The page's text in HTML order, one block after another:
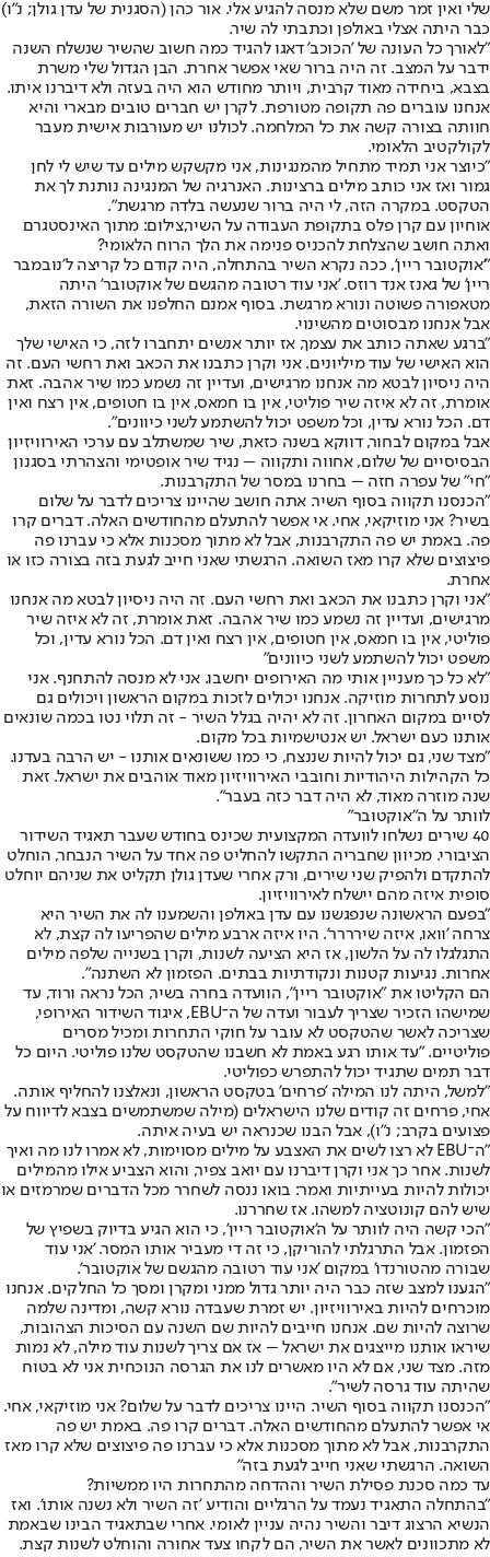
שלי ואין זמר משם שלא מנסה להגיע אלי. אור כהן (הסגנית של עדן גולן; נ"ו)
כבר היתה אצלי באולפן וכתבתי לה שיר.
"לאורך כל העונה של 'הכוכב' דאגו להגיד כמה חשוב שהשיר שנשלח השנה
ידבר על המצב. זה היה ברור שאי אפשר אחרת. הבן הגדול שלי משרת
בצבא, ביחידה מאוד קרבית, ויותר מחודש הוא היה בעזה ולא דיברנו איתו.
אנחנו עוברים פה תקופה מטורפת. לקרן יש חברים טובים מבארי והיא
חוותה בצורה קשה את כל המלחמה. לכולנו יש מעורבות אישית מעבר
לקולקטיב הלאומי.
"כיוצר אני תמיד מתחיל מהמנגינות, אני מקשקש מילים עד שיש לי לחן
גמור ואז אני כותב מילים ברצינות. האנרגיה של המנגינה נותנת לך את
הטקסט. במקרה הזה, לי היה ברור שנעשה בלדה מרגשת".
אוחיון עם קרן פלס בתקופת העבודה על השיר,צילום: מתוך האינסטגרם
ואתה חושב שהצלחת להכניס פנימה את הלך הרוח הלאומי?
"'אוקטובר ריין', ככה נקרא השיר בהתחלה, היה קודם כל קריצה ל'נובמבר
ריין' של גאנז אנד רוזס. 'אני עוד רטובה מהגשם של אוקטובר' היתה
מטאפורה פשוטה ונורא מרגשת. בסוף אמנם החלפנו את השורה הזאת,
אבל אנחנו מבסוטים מהשינוי.
"ברגע שאתה כותב את עצמך, אז יותר אנשים יתחברו לזה, כי האישי שלך
הוא האישי של עוד מיליונים. אני וקרן כתבנו את הכאב ואת רחשי העם. זה
היה ניסיון לבטא מה אנחנו מרגישים, ועדיין זה נשמע כמו שיר אהבה. זאת
אומרת, זה לא איזה שיר פוליטי, אין בו חמאס, אין בו חטופים, אין רצח ואין
דם. הכל נורא עדין, וכל משפט יכול להשתמע לשני כיוונים".
אבל במקום לבחור, דווקא בשנה כזאת, שיר שמשתלב עם ערכי האירוויזיון
הבסיסיים של שלום, אחווה ותקווה – נגיד שיר אופטימי והצהרתי בסגנון
"חי" של עפרה חזה – בחרנו במסר של התקרבנות.
"הכנסנו תקווה בסוף השיר. אתה חושב שהיינו צריכים לדבר על שלום
בשיר? אני מוזיקאי, אחי. אי אפשר להתעלם מהחודשים האלה. דברים קרו
פה. באמת יש פה התקרבנות, אבל לא מתוך מסכנות אלא כי עברנו פה
פיצוצים שלא קרו מאז השואה. הרגשתי שאני חייב לגעת בזה בצורה כזו או
אחרת.
"אני וקרן כתבנו את הכאב ואת רחשי העם. זה היה ניסיון לבטא מה אנחנו
מרגישים, ועדיין זה נשמע כמו שיר אהבה. זאת אומרת, זה לא איזה שיר
פוליטי, אין בו חמאס, אין חטופים, אין רצח ואין דם. הכל נורא עדין, וכל
משפט יכול להשתמע לשני כיוונים"
"לא כל כך מעניין אותי מה האירופים יחשבו. אני לא מנסה להתחנף. אני
נוסע לתחרות מוזיקה. אנחנו יכולים לזכות במקום הראשון ויכולים גם
לסיים במקום האחרון. זה לא יהיה בגלל השיר - זה תלוי נטו בכמה שונאים
אותנו כעם ישראל. יש אנטישמיות בכל מקום.
"מצד שני, גם יכול להיות שננצח, כי כמו ששונאים אותנו - יש הרבה בעדנו.
כל הקהילות היהודיות וחובבי האירוויזיון מאוד אוהבים את ישראל. זאת
שנה מוזרה מאוד, לא היה דבר כזה בעבר".
לוותר על ה"אוקטובר"
40 שירים נשלחו לוועדה המקצועית שכינס בחודש שעבר תאגיד השידור
הציבורי. מכיוון שחבריה התקשו להחליט פה אחד על השיר הנבחר, הוחלט
להתקדם ולהפיק שני שירים, ורק אחרי שעדן גולן תקליט את שניהם יוחלט
סופית איזה מהם יישלח לאירוויזיון.
"בפעם הראשונה שנפגשנו עם עדן באולפן והשמענו לה את השיר היא
צרחה 'וואו, איזה שירררר'. היו איזה ארבע מילים שהפריעו לה קצת, לא
התגלגלו לה על הלשון, אז היא הציעה לשנות, וקרן בשנייה שלפה מילים
אחרות. נגיעות קטנות ונקודתיות בבתים. הפזמון לא השתנה".
הם הקליטו את "אוקטובר ריין", הוועדה בחרה בשיר, הכל נראה ורוד, עד
שמישהו הזכיר שצריך לעבור ועדה של ה־EBU, איגוד השידור האירופי,
שצריכה לאשר שהטקסט לא עובר על חוקי התחרות ומכיל מסרים
פוליטיים. "עד אותו רגע באמת לא חשבנו שהטקסט שלנו פוליטי. היום כל
דבר תמים שתגיד יכול להתפרש כפוליטי.
"למשל, היתה לנו המילה 'פרחים' בטקסט הראשון, ונאלצנו להחליף אותה.
אחי, פרחים זה קודים שלנו הישראלים (מילה שמשתמשים בצבא לדיווח על
פצועים בקרב; נ"ו), אבל הבנו שכנראה יש בעיה איתה.
"ה־EBU לא רצו לשים את האצבע על מילים מסוימות, לא אמרו לנו מה ואיך
לשנות. אחר כך אני וקרן דיברנו עם יואב צפיר, והוא הצביע אילו מהמילים
יכולות להיות בעייתיות ואמר: בואו ננסה לשחרר מכל הדברים שמרמזים או
שיש להם קונוטציה למשהו. אז שחררנו.
"הכי קשה היה לוותר על ה'אוקטובר ריין', כי הוא הגיע בדיוק בשפיץ של
הפזמון. אבל התרגלתי להוריקן, כי זה די מעביר אותו המסר. 'אני עוד
שבורה מהטורנדו' במקום 'אני עוד רטובה מהגשם של אוקטובר'.
"הגענו למצב שזה כבר היה יותר גדול ממני ומקרן ומסך כל החלקים. אנחנו
מוכרחים להיות באירוויזיון. יש זמרת שעבדה נורא קשה, ומדינה שלמה
שרוצה להיות שם. אנחנו חייבים להיות שם השנה עם הסיכות הצהובות,
שיראו אותנו מייצגים את ישראל – אז אם צריך לשנות עוד מילה, לא נמות
מזה. מצד שני, אם לא היו מאשרים לנו את הגרסה הנוכחית אני לא בטוח
שהיתה עוד גרסה לשיר".
"הכנסנו תקווה בסוף השיר. היינו צריכים לדבר על שלום? אני מוזיקאי, אחי.
אי אפשר להתעלם מהחודשים האלה. דברים קרו פה. באמת יש פה
התקרבנות, אבל לא מתוך מסכנות אלא כי עברנו פה פיצוצים שלא קרו מאז
השואה. הרגשתי שאני חייב לגעת בזה"
עד כמה סכנת פסילת השיר וההדחה מהתחרות היו ממשיות?
"בהתחלה התאגיד נעמד על הרגליים והודיע 'זה השיר ולא נשנה אותו'. ואז
הנשיא הרצוג דיבר והשיר נהיה עניין לאומי. אחרי שבתאגיד הבינו שבאמת
לא מתכוונים לאשר את השיר, הם לקחו צעד אחורה והוחלט לשנות קצת.